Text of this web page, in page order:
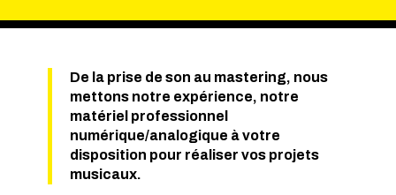
De la prise de son au mastering, nous
mettons notre expérience, notre
matériel professionnel
numérique/analogique à votre
disposition pour réaliser vos projets
musicaux.